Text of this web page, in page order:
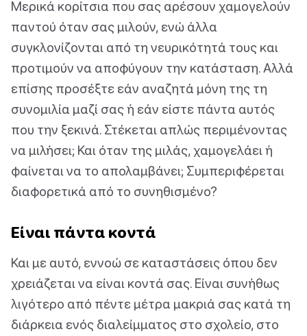
Μερικά κορίτσια που σας αρέσουν χαμογελούν
παντού όταν σας μιλούν, ενώ άλλα
συγκλονίζονται από τη νευρικότητά τους και
προτιμούν να αποφύγουν την κατάσταση. Αλλά
επίσης προσέξτε εάν αναζητά μόνη της τη
συνομιλία μαζί σας ή εάν είστε πάντα αυτός
που την ξεκινά. Στέκεται απλώς περιμένοντας
να μιλήσει; Και όταν της μιλάς, χαμογελάει ή
φαίνεται να το απολαμβάνει; Συμπεριφέρεται
διαφορετικά από το συνηθισμένο?
Είναι πάντα κοντά
Και με αυτό, εννοώ σε καταστάσεις όπου δεν
χρειάζεται να είναι κοντά σας. Είναι συνήθως
λιγότερο από πέντε μέτρα μακριά σας κατά τη
διάρκεια ενός διαλείμματος στο σχολείο, στο